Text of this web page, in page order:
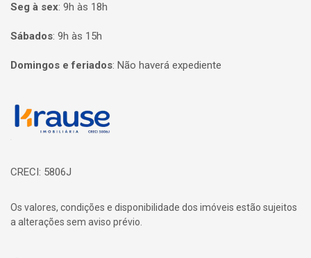
Seg à sex: 9h às 18h
Sábados: 9h às 15h
Domingos e feriados: Não haverá expediente
Página inicial
CRECI: 5806J
Os valores, condições e disponibilidade dos imóveis estão sujeitos
a alterações sem aviso prévio.